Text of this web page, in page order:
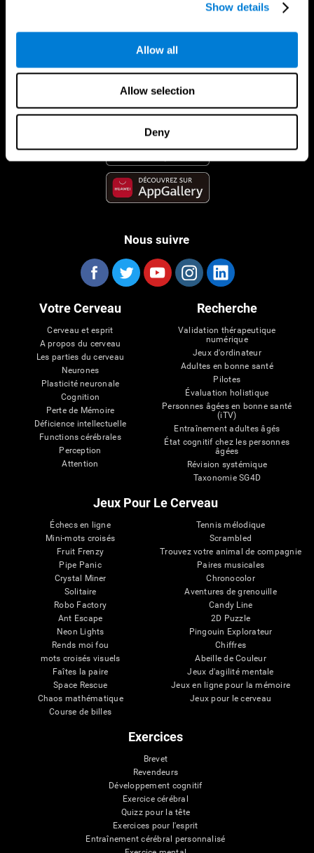
Show details
Allow all
Allow selection
Deny
App CogniFit
Nous suivre
Votre Cerveau
Cerveau et esprit
A propos du cerveau
Les parties du cerveau
Neurones
Plasticité neuronale
Cognition
Perte de Mémoire
Déficience intellectuelle
Functions cérébrales
Perception
Attention
Recherche
Validation thérapeutique
numérique
Jeux d'ordinateur
Adultes en bonne santé
Pilotes
Évaluation holistique
Personnes âgées en bonne santé
(iTV)
Entraînement adultes âgés
État cognitif chez les personnes
âgées
Révision systémique
Taxonomie SG4D
Jeux Pour Le Cerveau
Échecs en ligne
Mini-mots croisés
Fruit Frenzy
Pipe Panic
Crystal Miner
Solitaire
Robo Factory
Ant Escape
Neon Lights
Rends moi fou
mots croisés visuels
Faîtes la paire
Space Rescue
Chaos mathématique
Course de billes
Tennis mélodique
Scrambled
Trouvez votre animal de compagnie
Paires musicales
Chronocolor
Aventures de grenouille
Candy Line
2D Puzzle
Pingouin Explorateur
Chiffres
Abeille de Couleur
Jeux d'agilité mentale
Jeux en ligne pour la mémoire
Jeux pour le cerveau
Exercices
Brevet
Revendeurs
Développement cognitif
Exercice cérébral
Quizz pour la tête
Exercices pour l'esprit
Entraînement cérébral personnalisé